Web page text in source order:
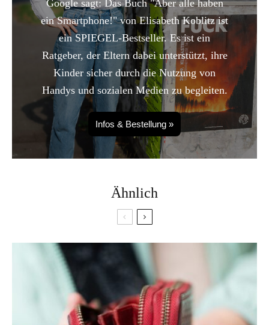
Google sagt: Das Buch "Aber alle haben
ein Smartphone!" von Elisabeth Koblitz ist
ein SPIEGEL-Bestseller. Es ist ein
Ratgeber, der Eltern dabei unterstützt, ihre
Kinder sicher durch die Nutzung von
Handys und sozialen Medien zu begleiten.
Infos & Bestellung »
Ähnlich